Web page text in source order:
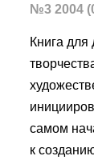
№3 2004
Книга для
самом
к